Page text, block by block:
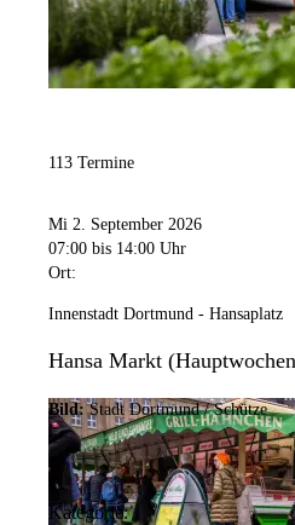
113 Termine
Mi 2. September 2026
07:00 bis 14:00 Uhr
Ort:
Innenstadt Dortmund - Hansaplatz
Hansa Markt
Bild: Stadt Dortmund / Schütze
Kategorie: